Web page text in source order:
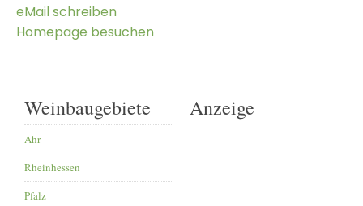
eMail schreiben
Homepage besuchen
Weinbaugebiete
Ahr
Rheinhessen
Pfalz
Anzeige